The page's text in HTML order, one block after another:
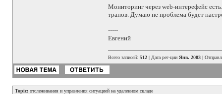
Мониторинг через web-интерефейс
трапов. Думаю не проблема будет
-----
Евгений
Всего записей: 512| Дата рег-ции Янв. 2003|
Topic:отслеживания и управления ситуацией на удаленном складе